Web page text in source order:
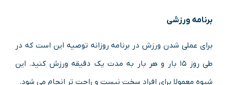
برنامه ورزشی
برای عملی شدن ورزش در برنامه روزانه توصیه این است که در
طی روز ۱۵ بار و هر بار به مدت یک دقیقه ورزش کنید. این
شیوه معمولا برای افراد سخت نیست و راحت تر انجام می شود.